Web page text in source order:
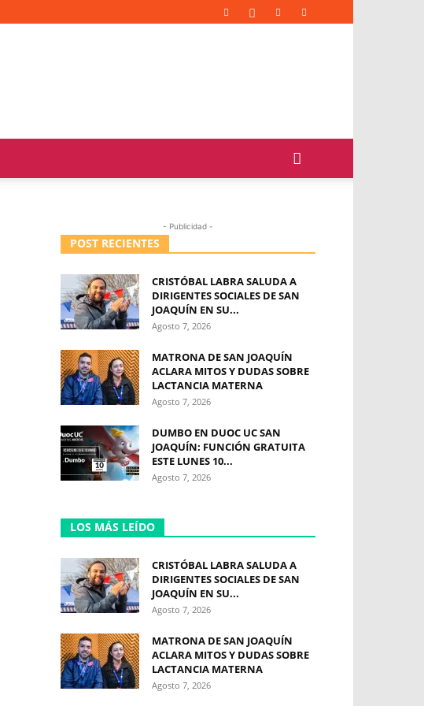
- Publicidad -
POST RECIENTES
CRISTÓBAL LABRA SALUDA A
DIRIGENTES SOCIALES DE SAN
JOAQUÍN EN SU...
Agosto 7, 2026
MATRONA DE SAN JOAQUÍN
ACLARA MITOS Y DUDAS SOBRE
LACTANCIA MATERNA
Agosto 7, 2026
DUMBO EN DUOC UC SAN
JOAQUÍN: FUNCIÓN GRATUITA
ESTE LUNES 10...
Agosto 7, 2026
LOS MÁS LEÍDO
CRISTÓBAL LABRA SALUDA A
DIRIGENTES SOCIALES DE SAN
JOAQUÍN EN SU...
Agosto 7, 2026
MATRONA DE SAN JOAQUÍN
ACLARA MITOS Y DUDAS SOBRE
LACTANCIA MATERNA
Agosto 7, 2026